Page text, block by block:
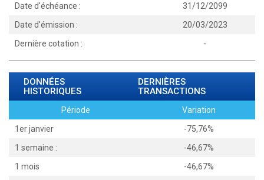
Date d'échéance :
31/12/2099
Date d'émission :
20/03/2023
Dernière cotation :
-
DONNÉES
HISTORIQUES
DERNIÈRES
TRANSACTIONS
Période
Variation
1er janvier
-75,76%
1 semaine :
-46,67%
1 mois
-46,67%